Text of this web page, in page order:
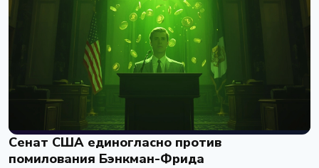
Сенат США единогласно против
помилования Бэнкман-Фрида